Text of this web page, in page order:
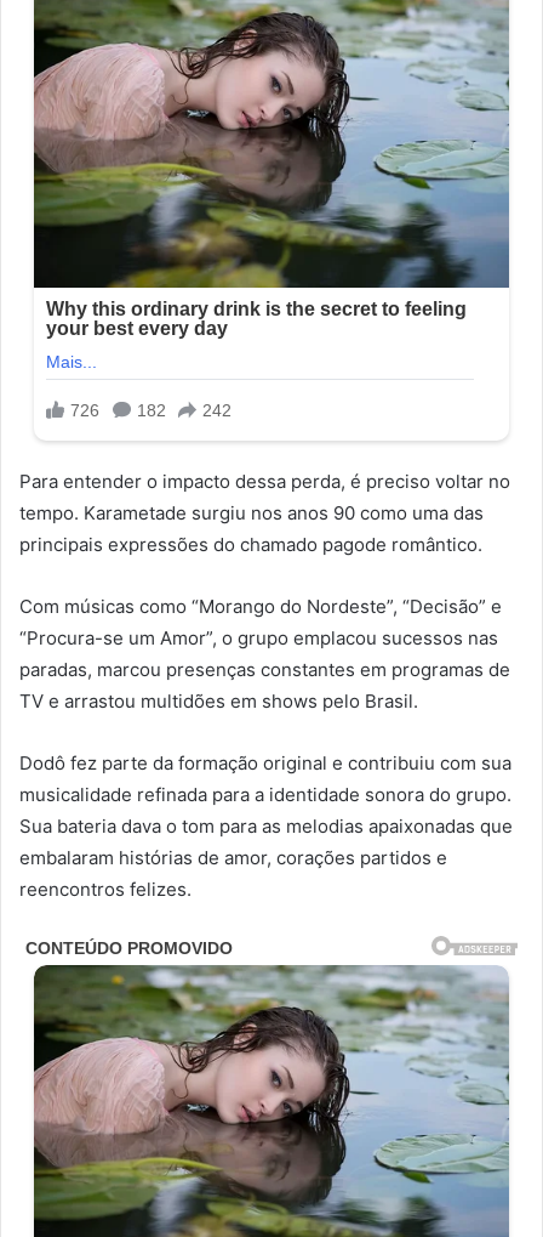
Para entender o impacto dessa perda, é preciso voltar no
tempo. Karametade surgiu nos anos 90 como uma das
principais expressões do chamado pagode romântico.
Com músicas como “Morango do Nordeste”, “Decisão” e
“Procura-se um Amor”, o grupo emplacou sucessos nas
paradas, marcou presenças constantes em programas de
TV e arrastou multidões em shows pelo Brasil.
Dodô fez parte da formação original e contribuiu com sua
musicalidade refinada para a identidade sonora do grupo.
Sua bateria dava o tom para as melodias apaixonadas que
embalaram histórias de amor, corações partidos e
reencontros felizes.